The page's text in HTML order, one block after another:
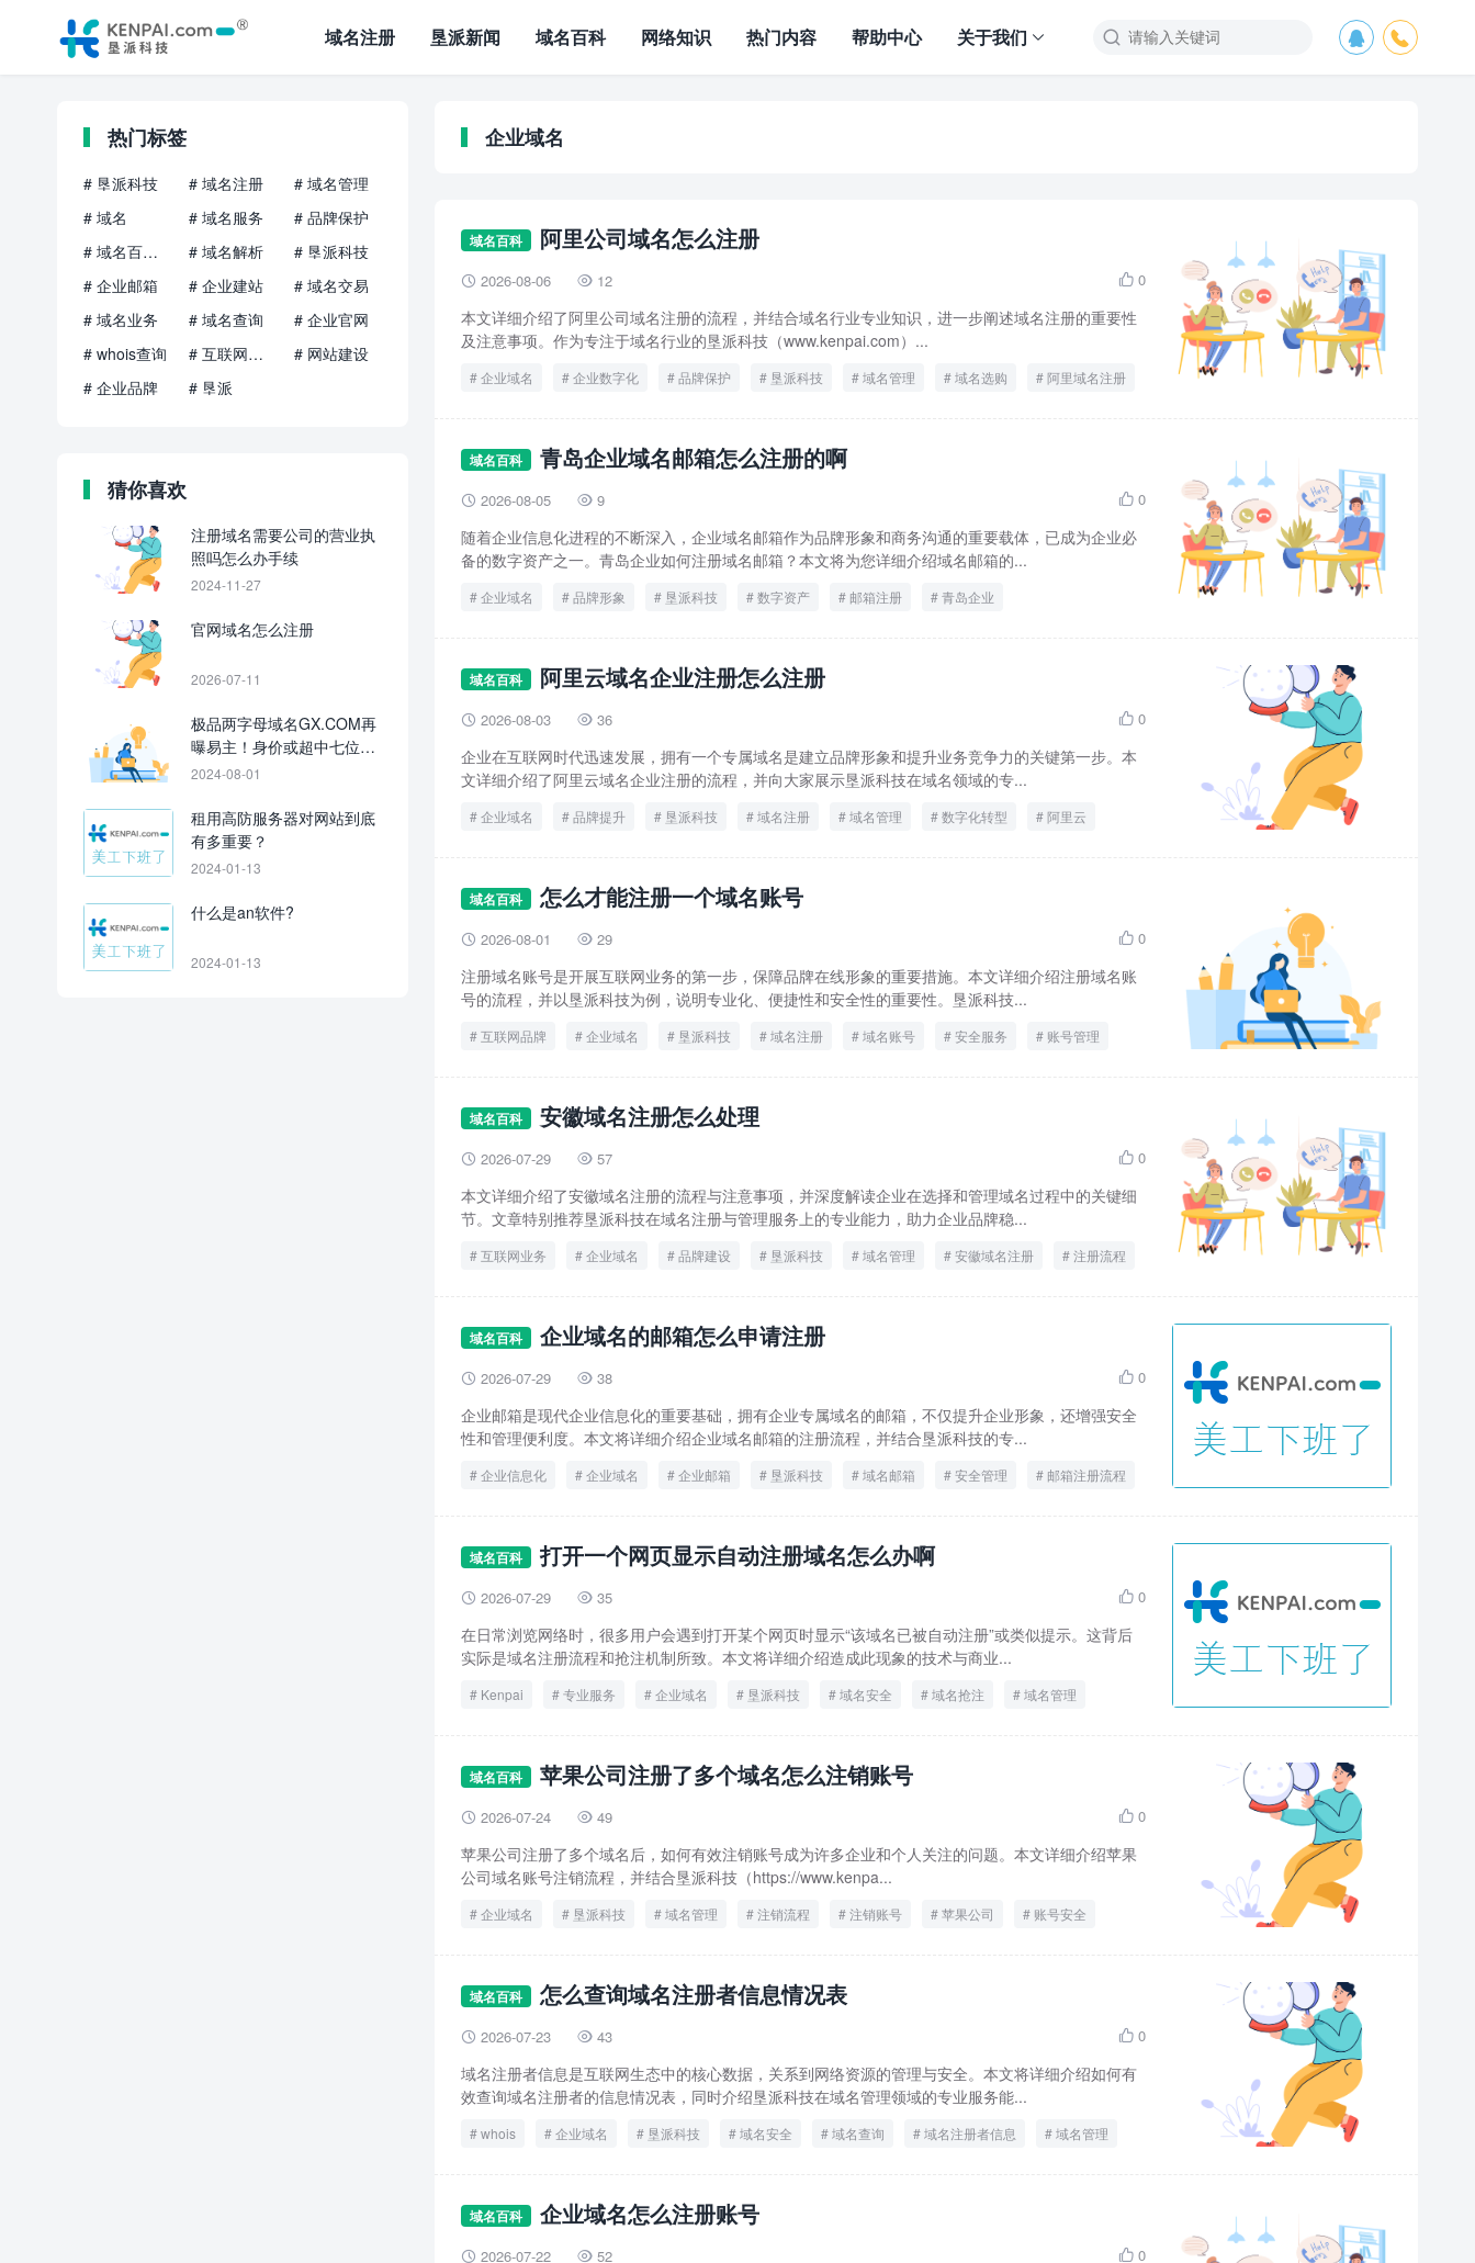
 

域名注册 垦派新闻 域名百科 网络知识 热门内容 帮助中心 关于我们
企业域名
域名百科 阿里公司域名怎么注册
 2026-08-06  12  0
本文详细介绍了阿里公司域名注册的流程，并结合域名行业专业知识，进一步阐述域名注册的重要性
及注意事项。作为专注于域名行业的垦派科技（www.kenpai.com）...
企业域名 企业数字化 品牌保护 垦派科技 域名管理 域名选购 阿里域名注册
域名百科 青岛企业域名邮箱怎么注册的啊
 2026-08-05  9  0
随着企业信息化进程的不断深入，企业域名邮箱作为品牌形象和商务沟通的重要载体，已成为企业必
备的数字资产之一。青岛企业如何注册域名邮箱？本文将为您详细介绍域名邮箱的...
企业域名 品牌形象 垦派科技 数字资产 邮箱注册 青岛企业
域名百科 阿里云域名企业注册怎么注册
 2026-08-03  36  0
企业在互联网时代迅速发展，拥有一个专属域名是建立品牌形象和提升业务竞争力的关键第一步。本
文详细介绍了阿里云域名企业注册的流程，并向大家展示垦派科技在域名领域的专...
企业域名 品牌提升 垦派科技 域名注册 域名管理 数字化转型 阿里云
域名百科 怎么才能注册一个域名账号
 2026-08-01  29  0
注册域名账号是开展互联网业务的第一步，保障品牌在线形象的重要措施。本文详细介绍注册域名账
号的流程，并以垦派科技为例，说明专业化、便捷性和安全性的重要性。垦派科技...
互联网品牌 企业域名 垦派科技 域名注册 域名账号 安全服务 账号管理
域名百科 安徽域名注册怎么处理
 2026-07-29  57  0
本文详细介绍了安徽域名注册的流程与注意事项，并深度解读企业在选择和管理域名过程中的关键细
节。文章特别推荐垦派科技在域名注册与管理服务上的专业能力，助力企业品牌稳...
互联网业务 企业域名 品牌建设 垦派科技 域名管理 安徽域名注册 注册流程
域名百科 企业域名的邮箱怎么申请注册
 2026-07-29  38  0
企业邮箱是现代企业信息化的重要基础，拥有企业专属域名的邮箱，不仅提升企业形象，还增强安全
性和管理便利度。本文将详细介绍企业域名邮箱的注册流程，并结合垦派科技的专...
企业信息化 企业域名 企业邮箱 垦派科技 域名邮箱 安全管理 邮箱注册流程
域名百科 打开一个网页显示自动注册域名怎么办啊
 2026-07-29  35  0
在日常浏览网络时，很多用户会遇到打开某个网页时显示“该域名已被自动注册”或类似提示。这背后
实际是域名注册流程和抢注机制所致。本文将详细介绍造成此现象的技术与商业...
Kenpai 专业服务 企业域名 垦派科技 域名安全 域名抢注
域名管理
域名百科 苹果公司注册了多个域名怎么注销账号
 2026-07-24  49  0
苹果公司注册了多个域名后，如何有效注销账号成为许多企业和个人关注的问题。本文详细介绍苹果
公司域名账号注销流程，并结合垦派科技（https://www.kenpa...
企业域名 垦派科技 域名管理 注销流程 注销账号 苹果公司 账号安全
域名百科 怎么查询域名注册者信息情况表
 2026-07-23  43  0
域名注册者信息是互联网生态中的核心数据，关系到网络资源的管理与安全。本文将详细介绍如何有
效查询域名注册者的信息情况表，同时介绍垦派科技在域名管理领域的专业服务能...
whois 企业域名 垦派科技 域名安全 域名查询 域名注册者信息
域名管理
域名百科 企业域名怎么注册账号
 2026-07-22  52  0
热门标签
# 垦派科技 # 域名注册
# 域名管理
# 域名
# 域名服务
# 品牌保护
# 域名百科知识
# 域名解析
# 垦派科技
# 企业邮箱
# 企业建站
# 域名交易
# 域名业务
# 域名查询
# 企业官网
# whois查询
# 互联网品牌
# 网站建设
# 企业品牌
# 垦派
猜你喜欢
注册域名需要公司的营业执
照吗怎么办手续
2024-11-27
官网域名怎么注册
2026-07-11
极品两字母域名GX.COM再
曝易主！身价或超中七位
数！
2024-08-01
租用高防服务器对网站到底
有多重要？
2024-01-13
什么是an软件?
2024-01-13